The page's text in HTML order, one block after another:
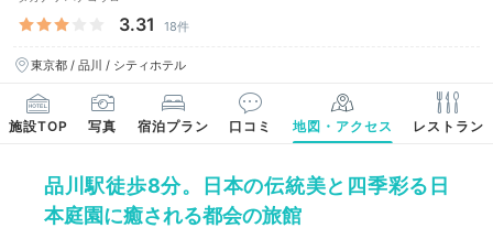
3.31 18件
東京都 / 品川 / シティホテル
施設TOP 写真 宿泊プラン 口コミ 地図・アクセス レストラン
品川駅徒歩8分。日本の伝統美と四季彩る日
本庭園に癒される都会の旅館